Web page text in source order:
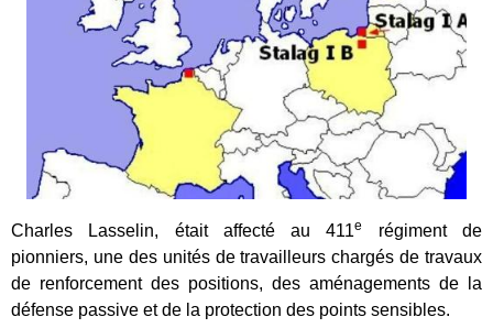
Charles Lasselin, était affecté au 411e
régiment de
pionniers, une des unités de travailleurs chargés de travaux
de renforcement des positions, des aménagements de la
défense passive et de la protection des points sensibles.